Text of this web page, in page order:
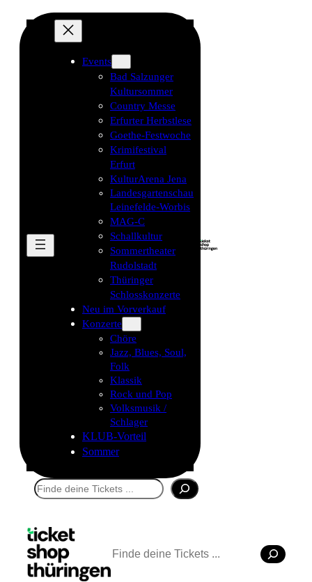
Events
Bad Salzunger
Kultursommer
Country Messe
Erfurter Herbstlese
Goethe-Festwoche
Krimifestival
Erfurt
KulturArena Jena
Landesgartenschau
Leinefelde-Worbis
MAG-C
Schallkultur
Sommertheater
Rudolstadt
Thüringer
Schlosskonzerte
Neu im Vorverkauf
Konzerte
Chöre
Jazz, Blues, Soul,
Folk
Klassik
Rock und Pop
Volksmusik /
Schlager
KLUB-Vorteil
Sommer
Suchen
Suchen
Tickets kaufen